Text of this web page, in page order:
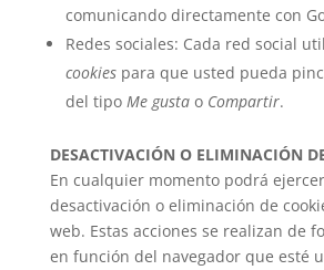
comunicando directamente con
Redes sociales: Cada red social
cookiespara que usted pueda
del tipo Me gustao Compartir.
DESACTIVACIÓN O ELIMINACIÓN
En cualquier momento podrá
desactivación o eliminación de
web. Estas acciones se realizan de
en función del navegador que esté